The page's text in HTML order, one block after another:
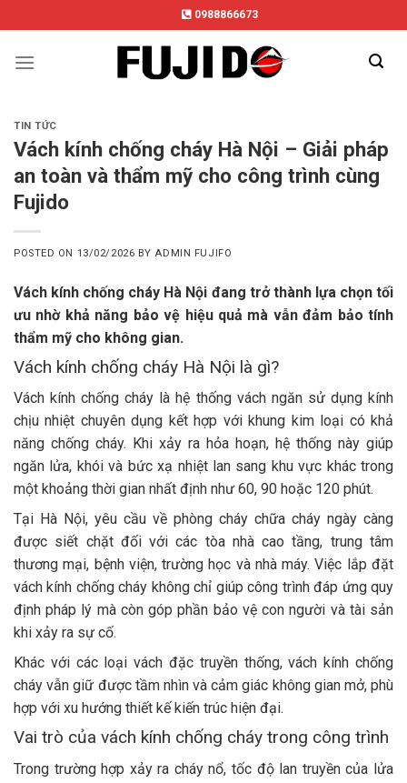
to
content
0988866673
TIN TỨC
Vách kính chống cháy Hà Nội – Giải pháp
an toàn và thẩm mỹ cho công trình cùng
Fujido
POSTED ON 13/02/2026 BY ADMIN FUJIFO
Vách kính chống cháy Hà Nội đang trở thành lựa chọn tối
ưu nhờ khả năng bảo vệ hiệu quả mà vẫn đảm bảo tính
thẩm mỹ cho không gian.
Vách kính chống cháy Hà Nội là gì?
Vách kính chống cháy là hệ thống vách ngăn sử dụng kính
chịu nhiệt chuyên dụng kết hợp với khung kim loại có khả
năng chống cháy. Khi xảy ra hỏa hoạn, hệ thống này giúp
ngăn lửa, khói và bức xạ nhiệt lan sang khu vực khác trong
một khoảng thời gian nhất định như 60, 90 hoặc 120 phút.
Tại Hà Nội, yêu cầu về phòng cháy chữa cháy ngày càng
được siết chặt đối với các tòa nhà cao tầng, trung tâm
thương mại, bệnh viện, trường học và nhà máy. Việc lắp đặt
vách kính chống cháy không chỉ giúp công trình đáp ứng quy
định pháp lý mà còn góp phần bảo vệ con người và tài sản
khi xảy ra sự cố.
Khác với các loại vách đặc truyền thống, vách kính chống
cháy vẫn giữ được tầm nhìn và cảm giác không gian mở, phù
hợp với xu hướng thiết kế kiến trúc hiện đại.
Vai trò của vách kính chống cháy trong công trình
Trong trường hợp xảy ra cháy nổ, tốc độ lan truyền của lửa